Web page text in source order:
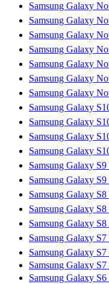
Samsung Galaxy
Samsung Galaxy
Samsung Galaxy
Samsung Galaxy
Samsung Galaxy
Samsung Galaxy
Samsung Galaxy
Samsung Galaxy
Samsung Galaxy
Samsung Galaxy
Samsung Galaxy
Samsung Galaxy
Samsung Galaxy
Samsung Galaxy
Samsung Galaxy
Samsung Galaxy
Samsung Galaxy
Samsung Galaxy
Samsung Galaxy
Samsung Galaxy